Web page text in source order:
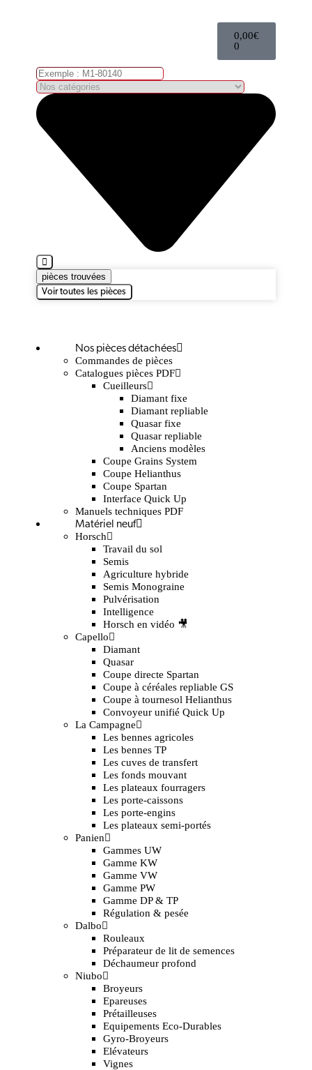
0,00€
0
pièces trouvées
Voir toutes les pièces
Nos pièces détachées
Commandes de pièces
Catalogues pièces PDF
Cueilleurs
Diamant fixe
Diamant repliable
Quasar fixe
Quasar repliable
Anciens modèles
Coupe Grains System
Coupe Helianthus
Coupe Spartan
Interface Quick Up
Manuels techniques PDF
Matériel neuf
Horsch
Travail du sol
Semis
Agriculture hybride
Semis Monograine
Pulvérisation
Intelligence
Horsch en vidéo 🎥
Capello
Diamant
Quasar
Coupe directe Spartan
Coupe à céréales repliable GS
Coupe à tournesol Helianthus
Convoyeur unifié Quick Up
La Campagne
Les bennes agricoles
Les bennes TP
Les cuves de transfert
Les fonds mouvant
Les plateaux fourragers
Les porte-caissons
Les porte-engins
Les plateaux semi-portés
Panien
Gammes UW
Gamme KW
Gamme VW
Gamme PW
Gamme DP & TP
Régulation & pesée
Dalbo
Rouleaux
Préparateur de lit de semences
Déchaumeur profond
Niubo
Broyeurs
Epareuses
Prétailleuses
Equipements Eco-Durables
Gyro-Broyeurs
Elévateurs
Vignes